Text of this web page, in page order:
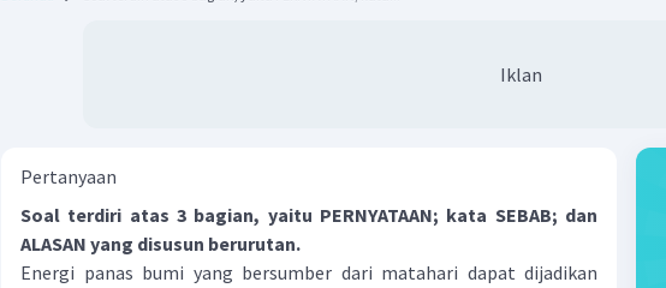
Iklan
Pertanyaan
Soal terdiri atas 3 bagian, yaitu PERNYATAAN; kata SEBAB; dan
ALASAN yang disusun berurutan.
Energi panas bumi yang bersumber dari matahari dapat dijadikan